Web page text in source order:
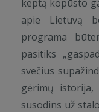
keptą kopūsto
apie Lietuvą
programa
pasitiks
svečius
gėrimų
susodins už